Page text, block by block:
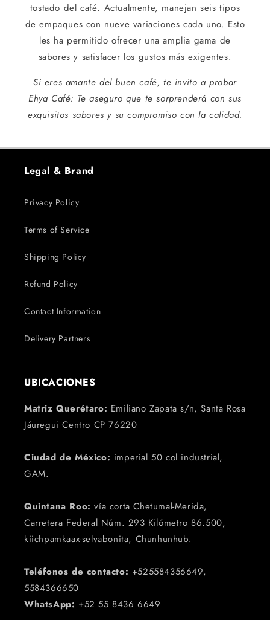
tostado del café. Actualmente, manejan seis tipos
de empaques con nueve variaciones cada uno. Esto
les ha permitido ofrecer una amplia gama de
sabores y satisfacer los gustos más exigentes.
Si eres amante del buen café, te invito a probar
Ehya Café: Te aseguro que te sorprenderá con sus
exquisitos sabores y su compromiso con la calidad.
Legal & Brand
Privacy Policy
Terms of Service
Shipping Policy
Refund Policy
Contact Information
Delivery Partners
UBICACIONES
Matriz Querétaro: Emiliano Zapata s/n, Santa Rosa
Jáuregui Centro CP 76220
Ciudad de México: imperial 50 col industrial,
GAM.
Quintana Roo: vía corta Chetumal-Merida,
Carretera Federal Núm. 293 Kilómetro 86.500,
kiichpamkaax-selvabonita, Chunhunhub.
Teléfonos de contacto: +525584356649,
5584366650
WhatsApp: +52 55 8436 6649